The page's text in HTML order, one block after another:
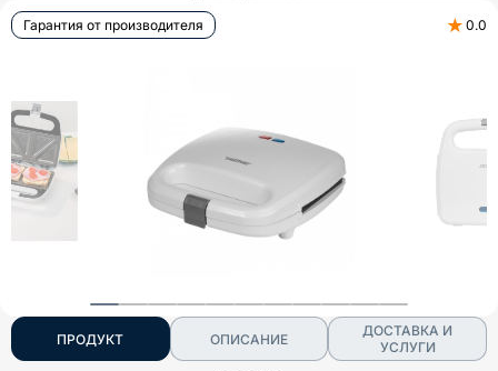
Гарантия от производителя ★ 0.0
ПРОДУКТ ОПИСАНИЕ
ДОСТАВКА И
УСЛУГИ